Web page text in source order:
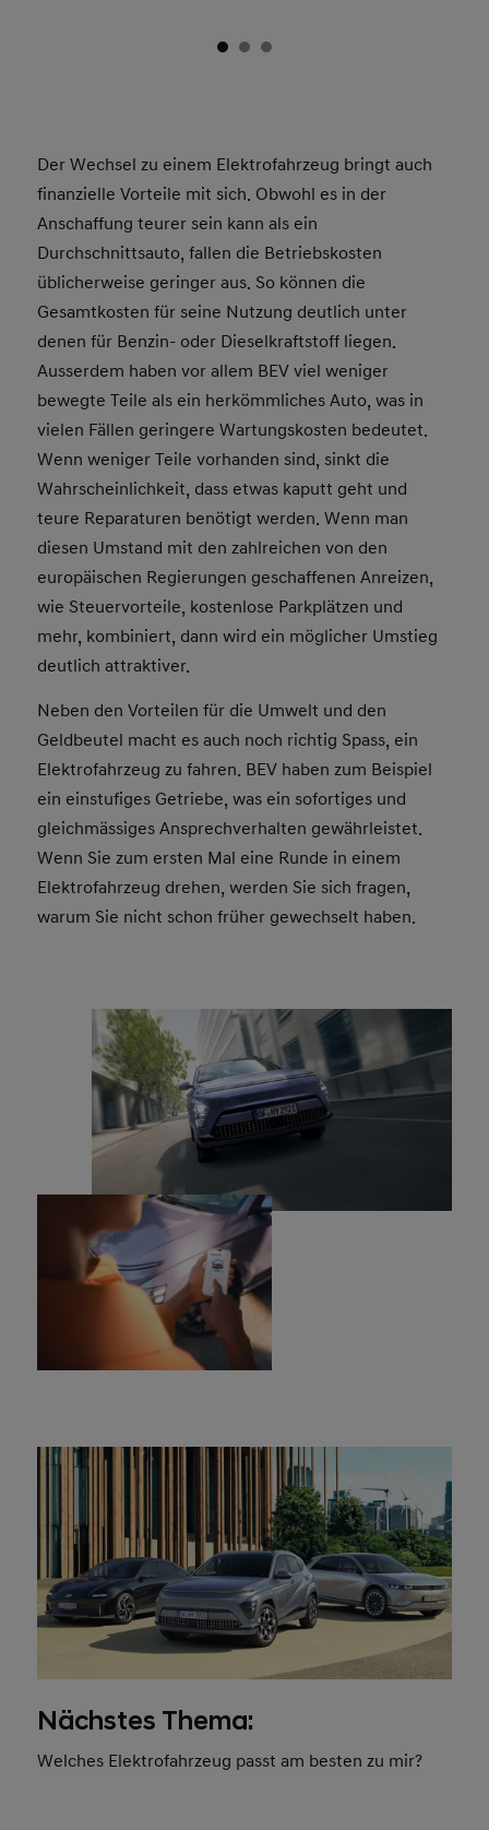
Der Wechsel zu einem Elektrofahrzeug bringt auch
finanzielle Vorteile mit sich. Obwohl es in der
Anschaffung teurer sein kann als ein
Durchschnittsauto, fallen die Betriebskosten
üblicherweise geringer aus. So können die
Gesamtkosten für seine Nutzung deutlich unter
denen für Benzin- oder Dieselkraftstoff liegen.
Ausserdem haben vor allem BEV viel weniger
bewegte Teile als ein herkömmliches Auto, was in
vielen Fällen geringere Wartungskosten bedeutet.
Wenn weniger Teile vorhanden sind, sinkt die
Wahrscheinlichkeit, dass etwas kaputt geht und
teure Reparaturen benötigt werden. Wenn man
diesen Umstand mit den zahlreichen von den
europäischen Regierungen geschaffenen Anreizen,
wie Steuervorteile, kostenlose Parkplätzen und
mehr, kombiniert, dann wird ein möglicher Umstieg
deutlich attraktiver.
Neben den Vorteilen für die Umwelt und den
Geldbeutel macht es auch noch richtig Spass, ein
Elektrofahrzeug zu fahren. BEV haben zum Beispiel
ein einstufiges Getriebe, was ein sofortiges und
gleichmässiges Ansprechverhalten gewährleistet.
Wenn Sie zum ersten Mal eine Runde in einem
Elektrofahrzeug drehen, werden Sie sich fragen,
warum Sie nicht schon früher gewechselt haben.
Nächstes Thema:
Welches Elektrofahrzeug passt am besten zu mir?